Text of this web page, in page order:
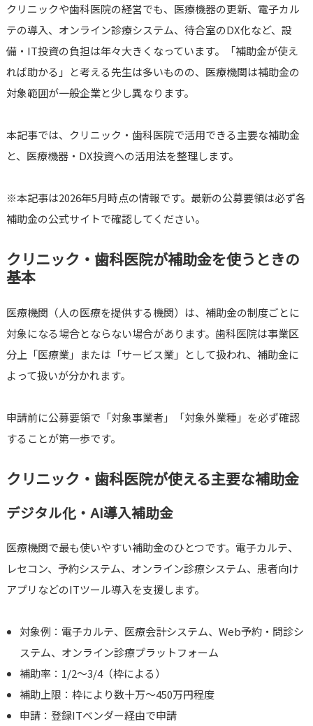
クリニックや歯科医院の経営でも、医療機器の更新、電子カル
テの導入、オンライン診療システム、待合室のDX化など、設
備・IT投資の負担は年々大きくなっています。「補助金が使え
れば助かる」と考える先生は多いものの、医療機関は補助金の
対象範囲が一般企業と少し異なります。
本記事では、クリニック・歯科医院で活用できる主要な補助金
と、医療機器・DX投資への活用法を整理します。
※本記事は2026年5月時点の情報です。最新の公募要領は必ず各
補助金の公式サイトで確認してください。
クリニック・歯科医院が補助金を使うときの
基本
医療機関（人の医療を提供する機関）は、補助金の制度ごとに
対象になる場合とならない場合があります。歯科医院は事業区
分上「医療業」または「サービス業」として扱われ、補助金に
よって扱いが分かれます。
申請前に公募要領で「対象事業者」「対象外業種」を必ず確認
することが第一歩です。
クリニック・歯科医院が使える主要な補助金
デジタル化・AI導入補助金
医療機関で最も使いやすい補助金のひとつです。電子カルテ、
レセコン、予約システム、オンライン診療システム、患者向け
アプリなどのITツール導入を支援します。
対象例：電子カルテ、医療会計システム、Web予約・問診シ
ステム、オンライン診療プラットフォーム
補助率：1/2〜3/4（枠による）
補助上限：枠により数十万〜450万円程度
申請：登録ITベンダー経由で申請